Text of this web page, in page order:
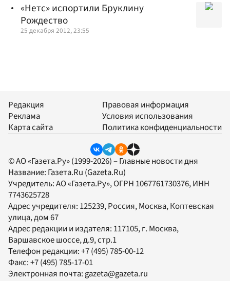
«Нетс» испортили Бруклину
Рождество
25 декабря 2012, 23:55
Редакция
Реклама
Карта сайта
Правовая информация
Условия использования
Политика конфиденциальности
© АО «Газета.Ру» (1999-2026) – Главные новости дня
Название: Газета.Ru (Gazeta.Ru)
Учредитель:АО «Газета.Ру», ОГРН 1067761730376, ИНН
7743625728
Адрес учредителя: 125239, Россия, Москва, Коптевская
улица, дом 67
Адрес редакции и издателя: 117105, г. Москва,
Варшавское шоссе, д.9, стр.1
Телефон редакции:+7 (495) 785-00-12
Факс:+7 (495) 785-17-01
Электронная почта:gazeta@gazeta.ru